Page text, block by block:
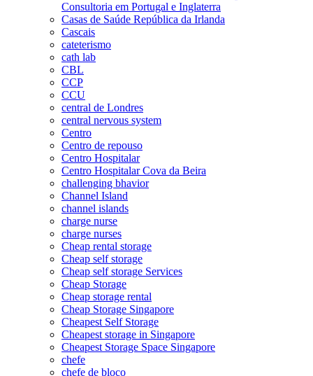
Consultoria em Portugal e Inglaterra
Casas de Saúde República da Irlanda
Cascais
cateterismo
cath lab
CBL
CCP
CCU
central de Londres
central nervous system
Centro
Centro de repouso
Centro Hospitalar
Centro Hospitalar Cova da Beira
challenging bhavior
Channel Island
channel islands
charge nurse
charge nurses
Cheap rental storage
Cheap self storage
Cheap self storage Services
Cheap Storage
Cheap storage rental
Cheap Storage Singapore
Cheapest Self Storage
Cheapest storage in Singapore
Cheapest Storage Space Singapore
chefe
chefe de bloco